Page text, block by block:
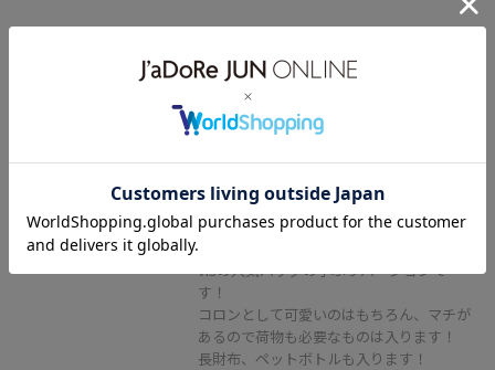
予約
【軽量】フロント金具エアリーソ
¥5,929
visの人気バッグの小ぶりバージョンで
す！
コロンとして可愛いのはもちろん、マチが
あるので荷物も必要なものは入ります！
長財布、ペットボトルも入ります！